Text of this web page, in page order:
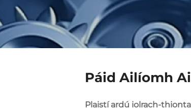
Páid Ailíomh
Plaistí ardú iolrach-